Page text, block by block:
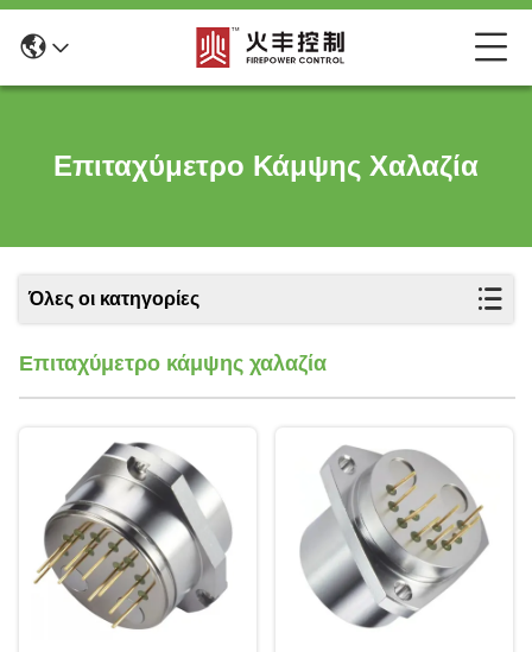
Επιταχύμετρο Κάμψης Χαλαζία
Όλες οι κατηγορίες
Επιταχύμετρο κάμψης χαλαζία